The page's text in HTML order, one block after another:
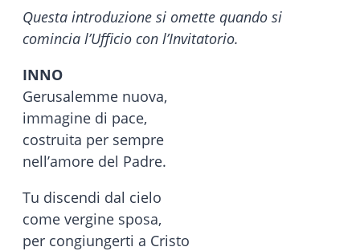
Questa introduzione si omette quando si
comincia l’Ufficio con l’Invitatorio.
INNO
Gerusalemme nuova,
immagine di pace,
costruita per sempre
nell’amore del Padre.
Tu discendi dal cielo
come vergine sposa,
per congiungerti a Cristo